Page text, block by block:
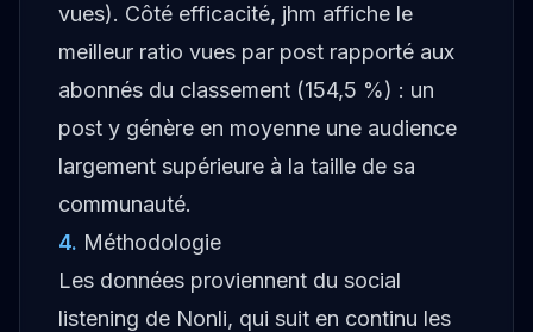
vues). Côté efficacité, jhm affiche le
meilleur ratio vues par post rapporté aux
abonnés du classement (154,5 %) : un
post y génère en moyenne une audience
largement supérieure à la taille de sa
communauté.
4. Méthodologie
Les données proviennent du social
listening de Nonli, qui suit en continu les